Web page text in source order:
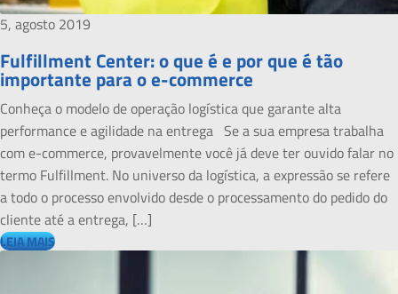
5, agosto 2019
Fulfillment Center: o que é e por que é tão
importante para o e-commerce
Conheça o modelo de operação logística que garante alta
performance e agilidade na entrega Se a sua empresa trabalha
com e-commerce, provavelmente você já deve ter ouvido falar no
termo Fulfillment. No universo da logística, a expressão se refere
a todo o processo envolvido desde o processamento do pedido do
cliente até a entrega, […]
LEIA MAIS